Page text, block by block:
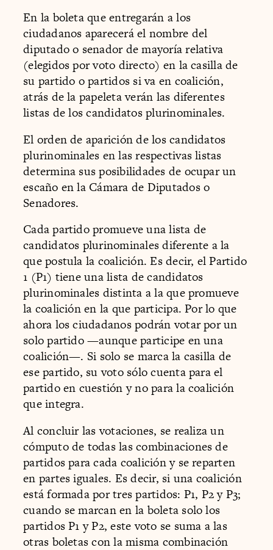
En la boleta que entregarán a los
ciudadanos aparecerá el nombre del
diputado o senador de mayoría relativa
(elegidos por voto directo) en la casilla de
su partido o partidos si va en coalición,
atrás de la papeleta verán las diferentes
listas de los candidatos plurinominales.
El orden de aparición de los candidatos
plurinominales en las respectivas listas
determina sus posibilidades de ocupar un
escaño en la Cámara de Diputados o
Senadores.
Cada partido promueve una lista de
candidatos plurinominales diferente a la
que postula la coalición. Es decir, el Partido
1 (P1) tiene una lista de candidatos
plurinominales distinta a la que promueve
la coalición en la que participa. Por lo que
ahora los ciudadanos podrán votar por un
solo partido —aunque participe en una
coalición—. Si solo se marca la casilla de
ese partido, su voto sólo cuenta para el
partido en cuestión y no para la coalición
que integra.
Al concluir las votaciones, se realiza un
cómputo de todas las combinaciones de
partidos para cada coalición y se reparten
en partes iguales. Es decir, si una coalición
está formada por tres partidos: P1, P2 y P3;
cuando se marcan en la boleta solo los
partidos P1 y P2, este voto se suma a las
otras boletas con la misma combinación